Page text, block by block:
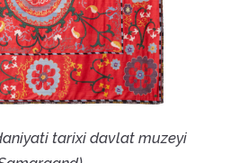
tarixi davlat muzeyi